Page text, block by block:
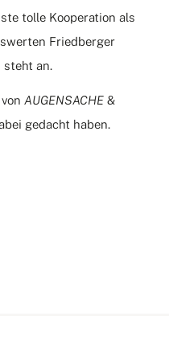
tolle Kooperation als
Friedberger
steht an.
AUGENSACHE&
gedacht haben.